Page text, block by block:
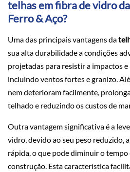
telhas em fibra de vidro
Ferro & Aço?
Uma das principais vantagens da
sua alta durabilidade a condições
projetadas para resistir a impactos e
incluindo ventos fortes e granizo.
nem deterioram facilmente,
telhado e reduzindo os custos de
Outra vantagem significativa é a
vidro, devido ao seu peso reduzido,
rápida, o que pode diminuir o tempo
construção. Esta característica